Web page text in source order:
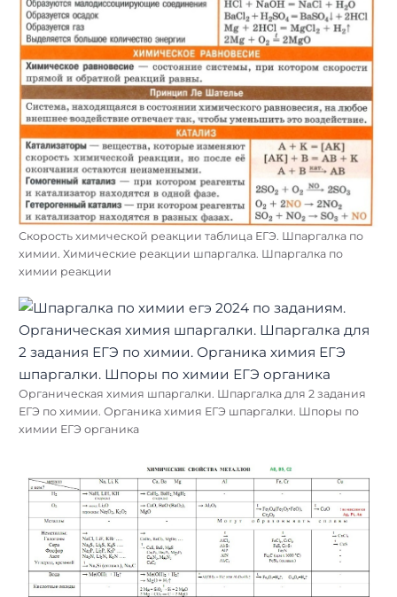
Скорость химической реакции таблица ЕГЭ. Шпаргалка по
химии. Химические реакции шпаргалка. Шпаргалка по
химии реакции
Органическая химия шпаргалки. Шпаргалка для 2 задания
ЕГЭ по химии. Органика химия ЕГЭ шпаргалки. Шпоры по
химии ЕГЭ органика